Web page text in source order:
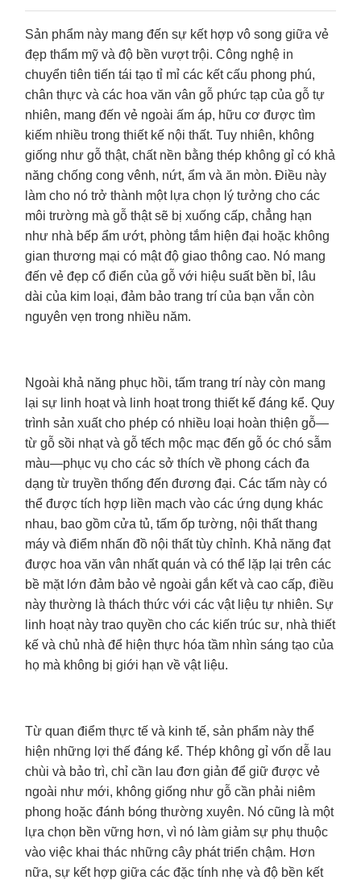
Sản phẩm này mang đến sự kết hợp vô song giữa vẻ
đẹp thẩm mỹ và độ bền vượt trội. Công nghệ in
chuyển tiên tiến tái tạo tỉ mỉ các kết cấu phong phú,
chân thực và các hoa văn vân gỗ phức tạp của gỗ tự
nhiên, mang đến vẻ ngoài ấm áp, hữu cơ được tìm
kiếm nhiều trong thiết kế nội thất. Tuy nhiên, không
giống như gỗ thật, chất nền bằng thép không gỉ có khả
năng chống cong vênh, nứt, ẩm và ăn mòn. Điều này
làm cho nó trở thành một lựa chọn lý tưởng cho các
môi trường mà gỗ thật sẽ bị xuống cấp, chẳng hạn
như nhà bếp ẩm ướt, phòng tắm hiện đại hoặc không
gian thương mại có mật độ giao thông cao. Nó mang
đến vẻ đẹp cổ điển của gỗ với hiệu suất bền bỉ, lâu
dài của kim loại, đảm bảo trang trí của bạn vẫn còn
nguyên vẹn trong nhiều năm.
Ngoài khả năng phục hồi, tấm trang trí này còn mang
lại sự linh hoạt và linh hoạt trong thiết kế đáng kể. Quy
trình sản xuất cho phép có nhiều loại hoàn thiện gỗ—
từ gỗ sồi nhạt và gỗ tếch mộc mạc đến gỗ óc chó sẫm
màu—phục vụ cho các sở thích về phong cách đa
dạng từ truyền thống đến đương đại. Các tấm này có
thể được tích hợp liền mạch vào các ứng dụng khác
nhau, bao gồm cửa tủ, tấm ốp tường, nội thất thang
máy và điểm nhấn đồ nội thất tùy chỉnh. Khả năng đạt
được hoa văn vân nhất quán và có thể lặp lại trên các
bề mặt lớn đảm bảo vẻ ngoài gắn kết và cao cấp, điều
này thường là thách thức với các vật liệu tự nhiên. Sự
linh hoạt này trao quyền cho các kiến trúc sư, nhà thiết
kế và chủ nhà để hiện thực hóa tầm nhìn sáng tạo của
họ mà không bị giới hạn về vật liệu.
Từ quan điểm thực tế và kinh tế, sản phẩm này thể
hiện những lợi thế đáng kể. Thép không gỉ vốn dễ lau
chùi và bảo trì, chỉ cần lau đơn giản để giữ được vẻ
ngoài như mới, không giống như gỗ cần phải niêm
phong hoặc đánh bóng thường xuyên. Nó cũng là một
lựa chọn bền vững hơn, vì nó làm giảm sự phụ thuộc
vào việc khai thác những cây phát triển chậm. Hơn
nữa, sự kết hợp giữa các đặc tính nhẹ và độ bền kết